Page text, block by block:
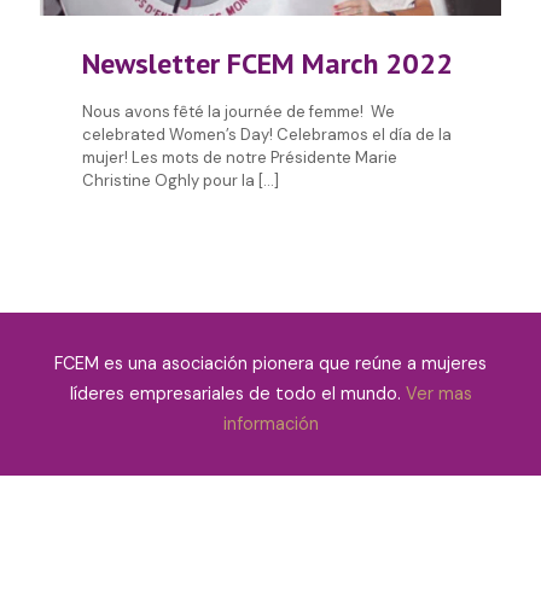
Newsletter FCEM March 2022
Nous avons fêté la journée de femme! We
celebrated Women’s Day! Celebramos el día de la
mujer! Les mots de notre Présidente Marie
Christine Oghly pour la […]
FCEM es una asociación pionera que reúne a mujeres
líderes empresariales de todo el mundo. Ver mas
información